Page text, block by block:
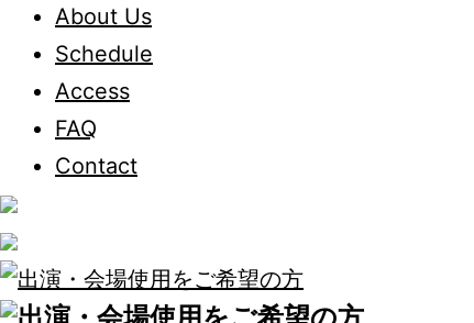
About Us
Schedule
Access
FAQ
Contact